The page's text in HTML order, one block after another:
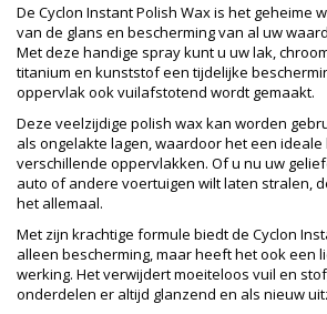
De Cyclon Instant Polish Wax is het geheime
van de glans en bescherming van al uw
Met deze handige spray kunt u uw lak,
titanium en kunststof een tijdelijke
oppervlak ook vuilafstotend wordt gemaakt.
Deze veelzijdige polish wax kan worden
als ongelakte lagen, waardoor het een
verschillende oppervlakken. Of u nu uw
auto of andere voertuigen wilt laten stralen,
het allemaal.
Met zijn krachtige formule biedt de Cyclon
alleen bescherming, maar heeft het ook een
werking. Het verwijdert moeiteloos vuil en
onderdelen er altijd glanzend en als nieuw